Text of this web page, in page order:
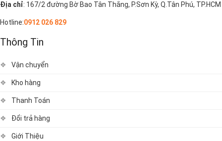
Địa chỉ: 167/2 đường Bờ Bao Tân Thắng, P.Sơn Kỳ, Q.Tân Phú, TP.HCM
Hotline:0912 026 829
Thông Tin
Vận chuyển
Kho hàng
Thanh Toán
Đổi trả hàng
Giới Thiệu